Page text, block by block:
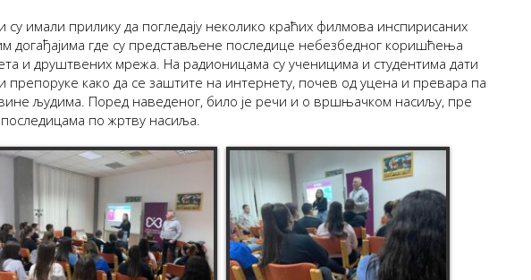
су имали прилику да погледају неколико краћих филмова инспирисаних
догађајима где су представљене последице небезбедног коришћења
и друштвених мрежа. На радионицама су ученицима и студентима дати
препоруке како да се заштите на интернету, почев од уцена и превара па
људима. Поред наведеног, било је речи и о вршњачком насиљу, пре
по жртву насиља.